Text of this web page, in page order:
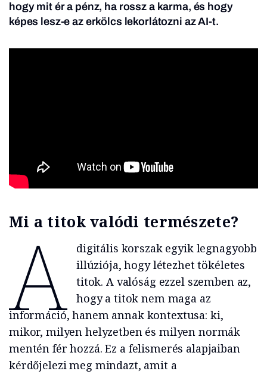
hogy mit ér a pénz, ha rossz a karma, és hogy
képes lesz-e az erkölcs lekorlátozni az AI-t.
Mi a titok valódi természete?
A
digitális korszak egyik legnagyobb
illúziója, hogy létezhet tökéletes
titok. A valóság ezzel szemben az,
hogy a titok nem maga az
információ, hanem annak kontextusa: ki,
mikor, milyen helyzetben és milyen normák
mentén fér hozzá. Ez a felismerés alapjaiban
kérdőjelezi meg mindazt, amit a